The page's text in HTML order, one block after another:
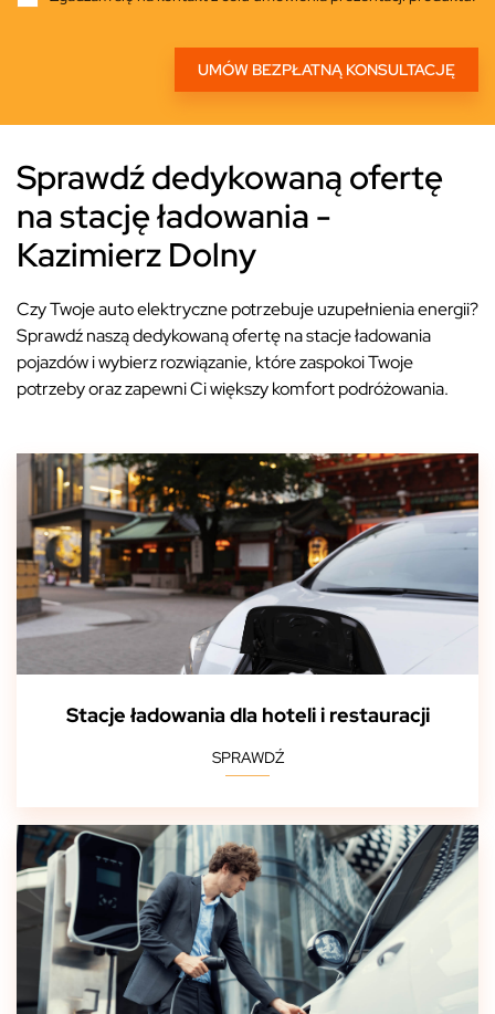
Sprawdź dedykowaną ofertę
na stację ładowania -
Kazimierz Dolny
Czy Twoje auto elektryczne potrzebuje uzupełnienia energii?
Sprawdź naszą dedykowaną ofertę na stacje ładowania
pojazdów i wybierz rozwiązanie, które zaspokoi Twoje
potrzeby oraz zapewni Ci większy komfort podróżowania.
Stacje ładowania dla hoteli i restauracji
SPRAWDŹ